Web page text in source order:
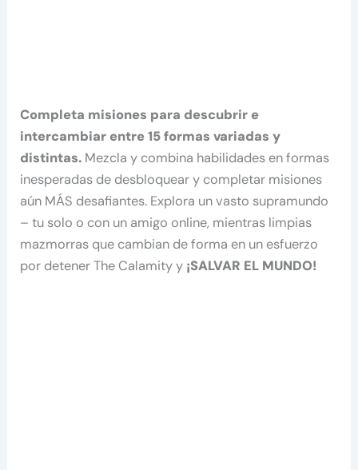
Completa misiones para descubrir e
intercambiar entre 15 formas variadas y
distintas. Mezcla y combina habilidades en formas
inesperadas de desbloquear y completar misiones
aún MÁS desafiantes. Explora un vasto supramundo
– tu solo o con un amigo online, mientras limpias
mazmorras que cambian de forma en un esfuerzo
por detener The Calamity y ¡SALVAR EL MUNDO!